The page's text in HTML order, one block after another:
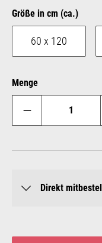
Größe in cm (ca.)
60 x 120
Menge
Direkt